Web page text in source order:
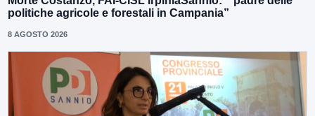
politiche agricole e forestali in Campania”
8 AGOSTO 2026